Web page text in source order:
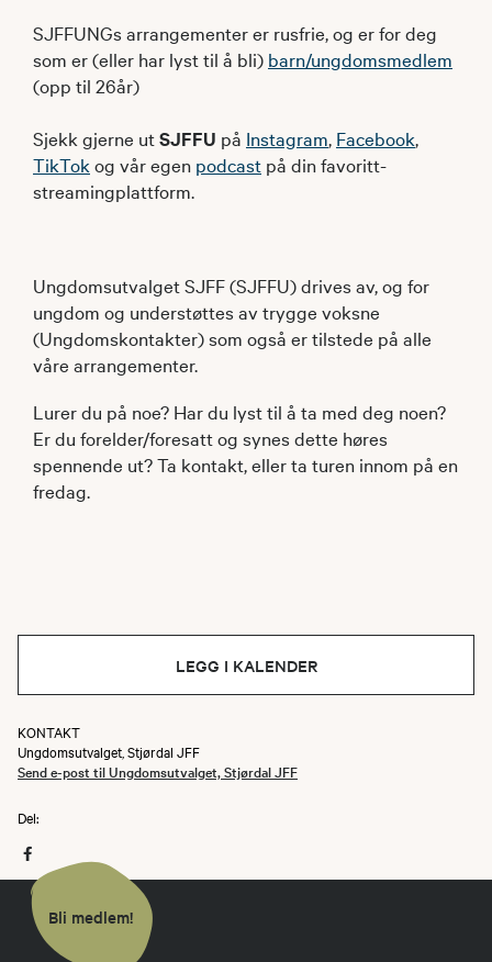
SJFFUNGs arrangementer er rusfrie, og er for deg
som er (eller har lyst til å bli) barn/ungdomsmedlem
(opp til 26år)
Sjekk gjerne utSJFFU på Instagram, Facebook,
TikTok og vår egen podcast på din favoritt-
streamingplattform.
Ungdomsutvalget SJFF (SJFFU) drives av, og for
ungdom og understøttes av trygge voksne
(Ungdomskontakter) som også er tilstede på alle
våre arrangementer.
Lurer du på noe? Har du lyst til å ta med deg noen?
Er du forelder/foresatt og synes dette høres
spennende ut? Ta kontakt, eller ta turen innom på en
fredag.
LEGG I KALENDER
KONTAKT
Ungdomsutvalget, Stjørdal JFF
Send e-post til Ungdomsutvalget, Stjørdal JFF
Del:
Bli medlem!